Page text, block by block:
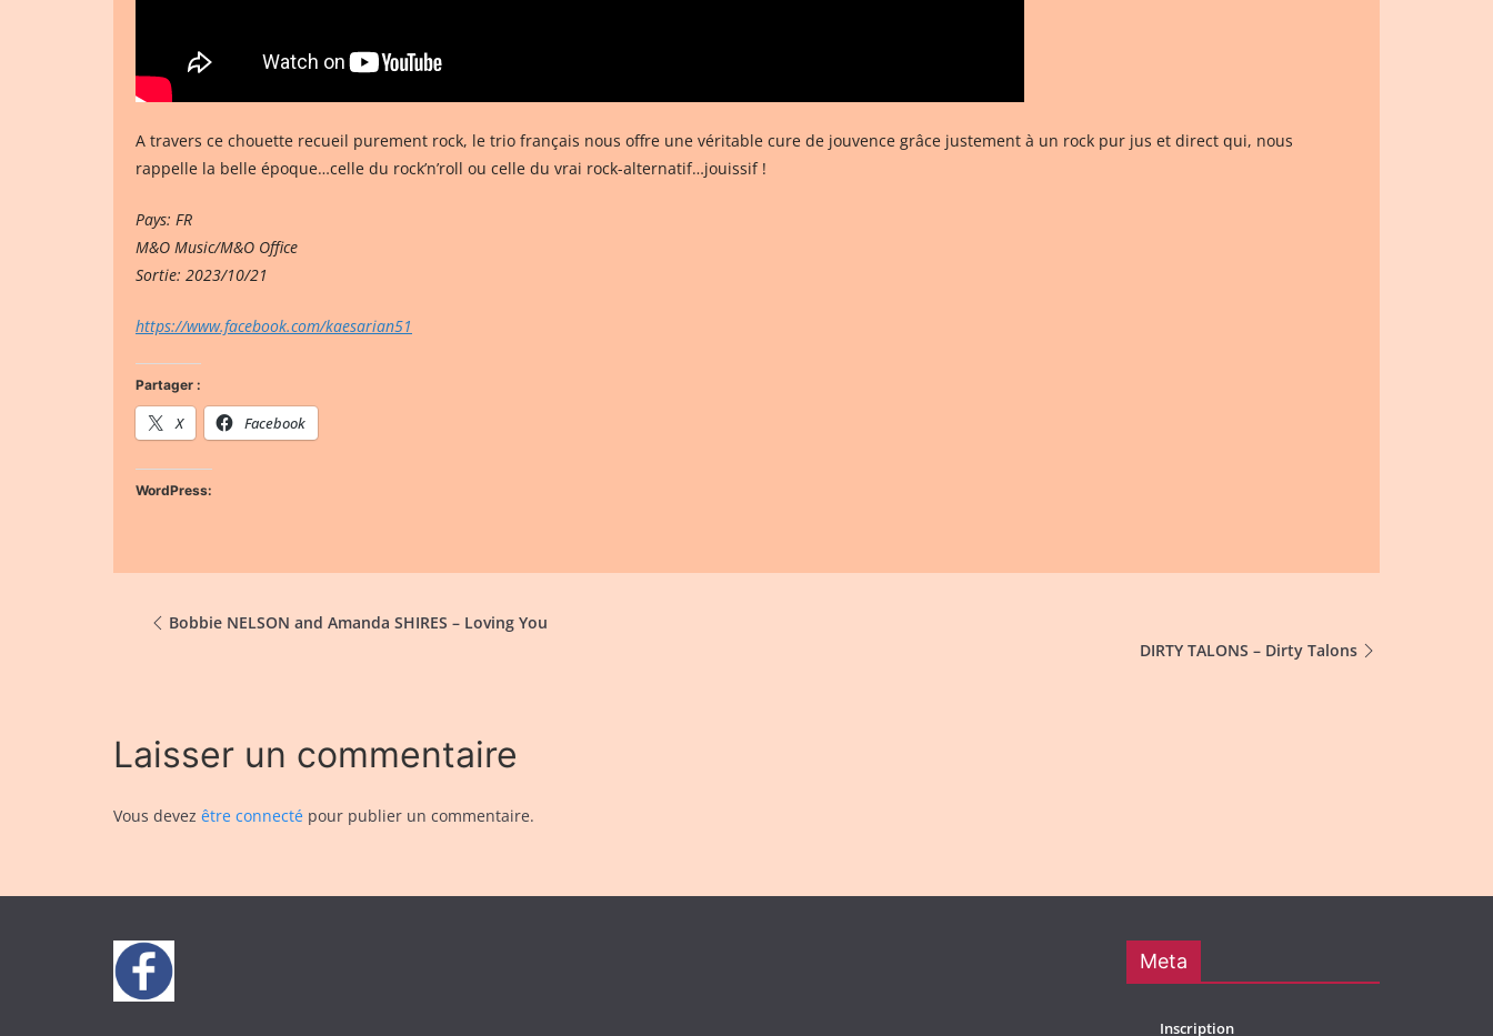
A travers ce chouette recueil purement rock, le trio français nous offre une véritable cure de jouvence grâce justement à un rock pur jus et direct qui, nous
rappelle la belle époque…celle du rock’n’roll ou celle du vrai rock-alternatif…jouissif !
Pays: FR
M&O Music/M&O Office
Sortie: 2023/10/21
https://www.facebook.com/kaesarian51
Partager :
X Facebook
WordPress:
Bobbie NELSON and Amanda SHIRES – Loving You
DIRTY TALONS – Dirty Talons
Laisser un commentaire
Vous devez être connecté pour publier un commentaire.
Meta
Inscription